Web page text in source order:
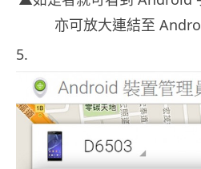
亦可放大連結至
5.